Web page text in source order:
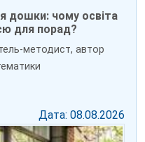
дошки: чому освіта
для порад?
методист, автор
Дата: 08.08.2026